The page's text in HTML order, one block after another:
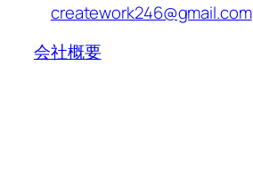
creatework246@gmail.com
会社概要